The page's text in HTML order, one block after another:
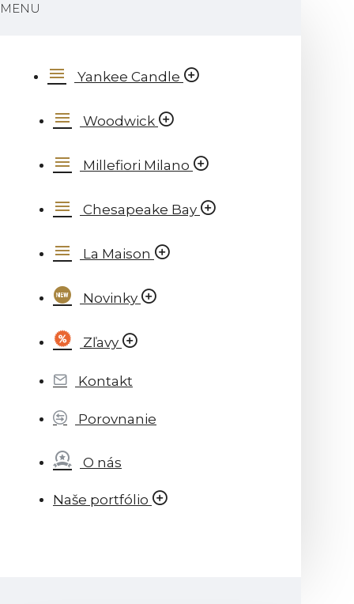
MENU
Yankee Candle
Woodwick
Millefiori Milano
Chesapeake Bay
La Maison
Novinky
Zľavy
Kontakt
Porovnanie
O nás
Naše portfólio